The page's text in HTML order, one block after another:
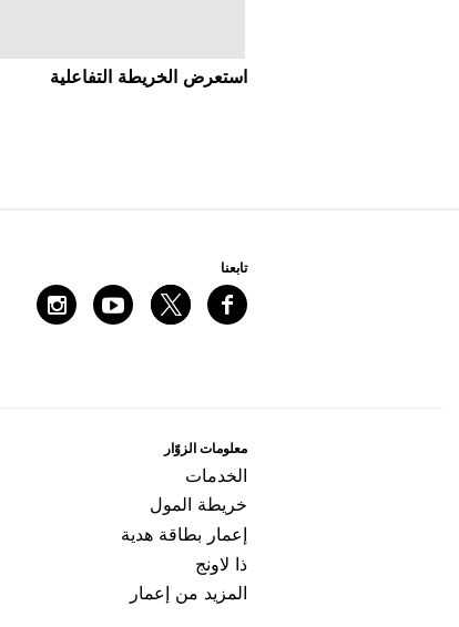
اﺳﺘﻌﺮﺽ اﻟﺨﺮﻳﻄﺔ اﻟﺘﻔﺎﻋﻠﻴﺔ
ﺗﺎﺑﻌﻨﺎ
ﻣﻌﻠﻮﻣﺎﺕ اﻟﺰﻭّاﺭ
اﻟﺨﺪﻣﺎﺕ
ﺧﺮﻳﻄﺔ اﻟﻤﻮﻝ
ﺇﻋﻤﺎﺭ ﺑﻄﺎﻗﺔ ﻫﺪﻳﺔ
ﺫا ﻻﻭﻧﺞ
المزيد من إعمار